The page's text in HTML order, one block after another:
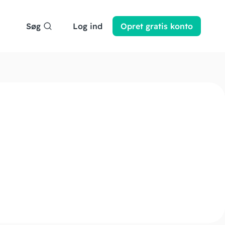
Søg Log ind Opret gratis konto